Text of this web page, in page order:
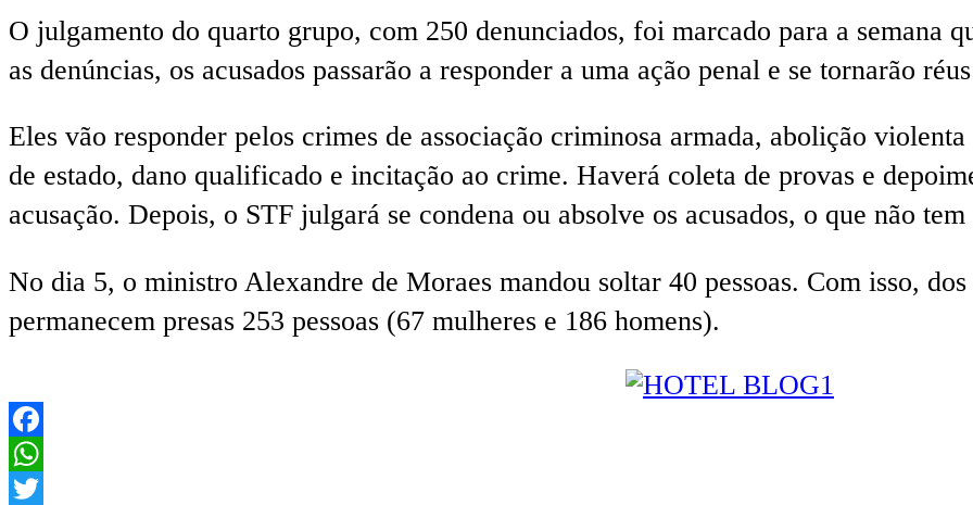
O julgamento do quarto grupo, com 250 denunciados, foi marcado para a semana
as denúncias, os acusados passarão a responder a uma ação penal e se tornarão
Eles vão responder pelos crimes de associação criminosa armada, abolição
de estado, dano qualificado e incitação ao crime. Haverá coleta de provas e
acusação. Depois, o STF julgará se condena ou absolve os acusados, o que não
No dia 5, o ministro Alexandre de Moraes mandou soltar 40 pessoas. Com isso,
permanecem presas 253 pessoas (67 mulheres e 186 homens).
Facebook
WhatsApp